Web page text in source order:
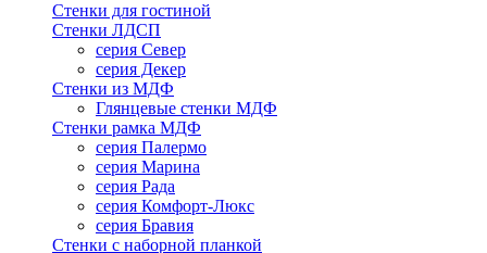
Стенки для гостиной
Стенки ЛДСП
серия Север
серия Декер
Стенки из МДФ
Глянцевые стенки МДФ
Стенки рамка МДФ
серия Палермо
серия Марина
серия Рада
серия Комфорт-Люкс
серия Бравия
Стенки с наборной планкой